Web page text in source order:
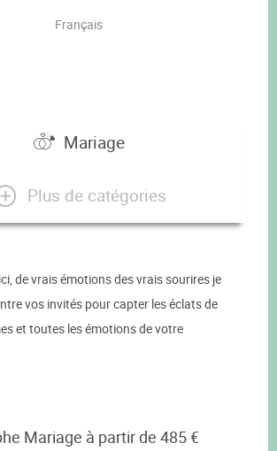
Français
Mariage
Plus de catégories
de vrais émotions des vrais sourires je
vos invités pour capter les éclats de
et toutes les émotions de votre
Mariage à partir de 485 €